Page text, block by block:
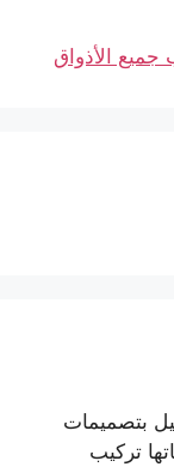
بتصميمات
خدماتها تركيب